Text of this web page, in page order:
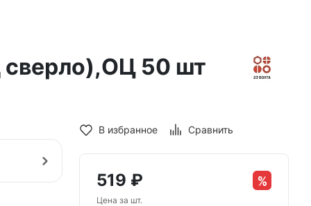
50 шт
В избранное Сравнить
519 ₽
Цена за шт.